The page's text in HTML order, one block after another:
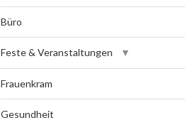
Büro
Feste & Veranstaltungen
Frauenkram
Gesundheit